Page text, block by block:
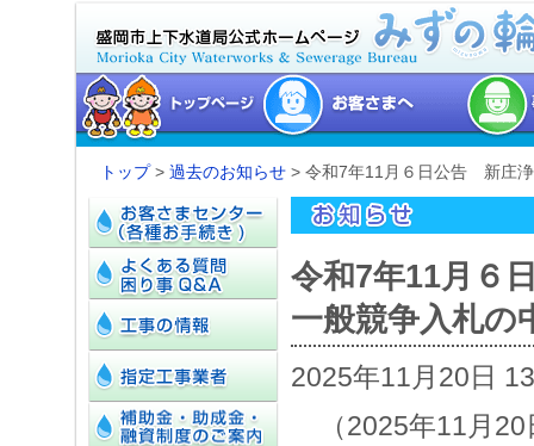
トップ> 過去のお知らせ > 令和7年11月６日公告 新庄浄
令和7年11月６
一般競争入札の
2025年11月20日
（2025年11月